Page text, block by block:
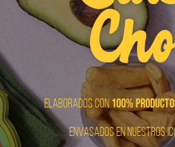
Elaborados con 100%
Envasados en nuestros